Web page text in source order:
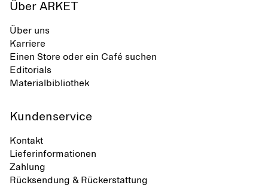
Über ARKET
Über uns
Karriere
Einen Store oder ein Café suchen
Editorials
Materialbibliothek
Kundenservice
Kontakt
Lieferinformationen
Zahlung
Rücksendung & Rückerstattung